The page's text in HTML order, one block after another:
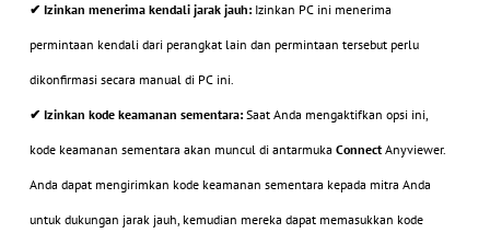
✔ Izinkan menerima kendali jarak jauh:Izinkan PC ini menerima
permintaan kendali dari perangkat lain dan permintaan tersebut perlu
dikonfirmasi secara manual di PC ini.
✔ Izinkan kode keamanan sementara:Saat Anda mengaktifkan opsi ini,
kode keamanan sementara akan muncul di antarmuka ConnectAnyviewer.
Anda dapat mengirimkan kode keamanan sementara kepada mitra Anda
untuk dukungan jarak jauh, kemudian mereka dapat memasukkan kode